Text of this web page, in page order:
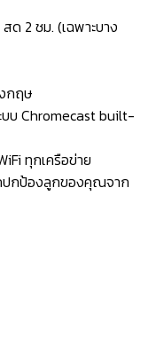
ด 2 ชม. (เฉพาะบาง
กฤษ
บ Chromecast built-
ทุกเครือข่าย
ปกป้องลูกของคุณจาก